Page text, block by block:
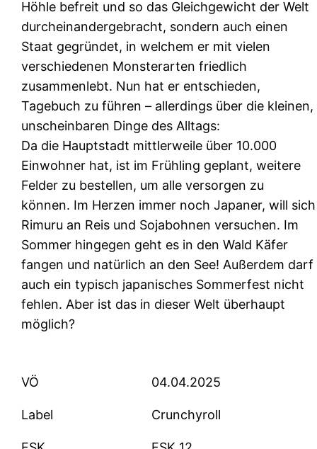
Höhle befreit und so das Gleichgewicht der Welt
durcheinandergebracht, sondern auch einen
Staat gegründet, in welchem er mit vielen
verschiedenen Monsterarten friedlich
zusammenlebt. Nun hat er entschieden,
Tagebuch zu führen – allerdings über die kleinen,
unscheinbaren Dinge des Alltags:
Da die Hauptstadt mittlerweile über 10.000
Einwohner hat, ist im Frühling geplant, weitere
Felder zu bestellen, um alle versorgen zu
können. Im Herzen immer noch Japaner, will sich
Rimuru an Reis und Sojabohnen versuchen. Im
Sommer hingegen geht es in den Wald Käfer
fangen und natürlich an den See! Außerdem darf
auch ein typisch japanisches Sommerfest nicht
fehlen. Aber ist das in dieser Welt überhaupt
möglich?
VÖ 04.04.2025
Label Crunchyroll